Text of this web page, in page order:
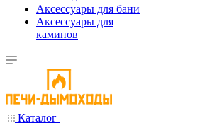
Аксессуары для бани
Аксессуары для
каминов
Каталог